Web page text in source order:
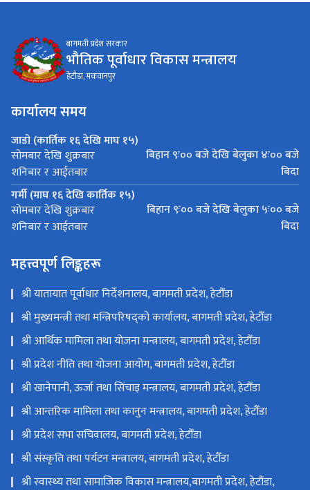
बागमती प्रदेश सरकार
भौतिक पूर्वाधार विकास मन्त्रालय
हेटौडा, मकवानपुर
कार्यालय समय
जाडो (कार्तिक १६ देखि माघ १५)
सोमबार देखि शुक्रबार
बिहान ९ः०० बजे देखि बेलुका ४ः०० बजे
शनिबार र आईतबार
बिदा
गर्मी (माघ १६ देखि कार्तिक १५)
सोमबार देखि शुक्रबार
बिहान ९ः०० बजे देखि बेलुका ५ः०० बजे
शनिबार र आईतबार
बिदा
महत्त्वपूर्ण लिङ्कहरू
श्री यातायात पूर्वाधार निर्देशनालय, बागमती प्रदेश, हेटौँडा
श्री मुख्यमन्त्री तथा मन्त्रिपरिषद्को कार्यालय, बागमती प्रदेश, हेटौँडा
श्री आर्थिक मामिला तथा योजना मन्त्रालय, बागमती प्रदेश, हेटौँडा
श्री प्रदेश नीति तथा योजना आयोग, बागमती प्रदेश, हेटौँडा
श्री खानेपानी, ऊर्जा तथा सिंचाइ मन्त्रालय, बागमती प्रदेश, हेटौँडा
श्री आन्तरिक मामिला तथा कानुन मन्त्रालय, बागमती प्रदेश, हेटौँडा
श्री प्रदेश सभा सचिवालय, बागमती प्रदेश, हेटौँडा
श्री संस्कृति तथा पर्यटन मन्त्रालय, बागमती प्रदेश, हेटौँडा
श्री स्वास्थ्य तथा सामाजिक विकास मन्त्रालय,बागमती प्रदेश, हेटौंडा,